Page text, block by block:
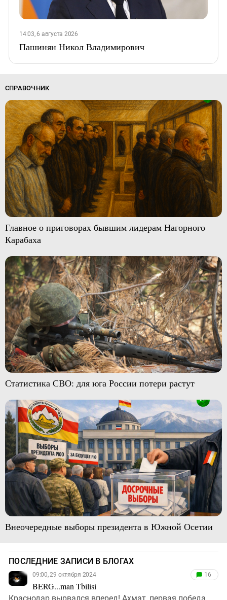
14:03, 6 августа 2026
Пашинян Никол Владимирович
СПРАВОЧНИК
Главное о приговорах бывшим лидерам Нагорного
Карабаха
Статистика СВО: для юга России потери растут
Внеочередные выборы президента в Южной Осетии
ПОСЛЕДНИЕ ЗАПИСИ В БЛОГАХ
09:00, 29 октября 2024
BERG...man Tbilisi
16